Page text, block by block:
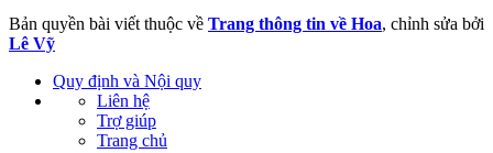
Bản quyền bài viết thuộc về Trang thông tin về Hoa, chỉnh sửa bởi
Lê Vỹ
Quy định và Nội quy
Liên hệ
Trợ giúp
Trang chủ